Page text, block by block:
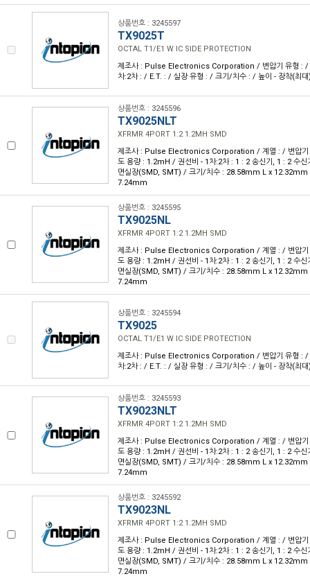
상품번호 : 3245597
TX9025T
OCTAL T1/E1 W IC SIDE PROTECTION
제조사 : Pulse Electronics Corporation / 변압기 유형 : /
차:2차 : / E.T. : / 실장 유형 : / 크기/치수 : / 높이 - 장착(최
상품번호 : 3245596
TX9025NLT
XFRMR 4PORT 1:2 1.2MH SMD
제조사 : Pulse Electronics Corporation / 계열 : / 변압기
도 용량 : 1.2mH / 권선비 - 1차:2차 : 1 : 2 송신기, 1 : 2 수
면실장(SMD, SMT) / 크기/치수 : 28.58mm L x 12.32mm
7.24mm
상품번호 : 3245595
TX9025NL
XFRMR 4PORT 1:2 1.2MH SMD
제조사 : Pulse Electronics Corporation / 계열 : / 변압기
도 용량 : 1.2mH / 권선비 - 1차:2차 : 1 : 2 송신기, 1 : 2 수
면실장(SMD, SMT) / 크기/치수 : 28.58mm L x 12.32mm
7.24mm
상품번호 : 3245594
TX9025
OCTAL T1/E1 W IC SIDE PROTECTION
제조사 : Pulse Electronics Corporation / 변압기 유형 : /
차:2차 : / E.T. : / 실장 유형 : / 크기/치수 : / 높이 - 장착(최
상품번호 : 3245593
TX9023NLT
XFRMR 4PORT 1:2 1.2MH SMD
제조사 : Pulse Electronics Corporation / 계열 : / 변압기
도 용량 : 1.2mH / 권선비 - 1차:2차 : 1 : 2 송신기, 1 : 2 수
면실장(SMD, SMT) / 크기/치수 : 28.58mm L x 12.32mm
7.24mm
상품번호 : 3245592
TX9023NL
XFRMR 4PORT 1:2 1.2MH SMD
제조사 : Pulse Electronics Corporation / 계열 : / 변압기
도 용량 : 1.2mH / 권선비 - 1차:2차 : 1 : 2 송신기, 1 : 2 수
면실장(SMD, SMT) / 크기/치수 : 28.58mm L x 12.32mm
7.24mm